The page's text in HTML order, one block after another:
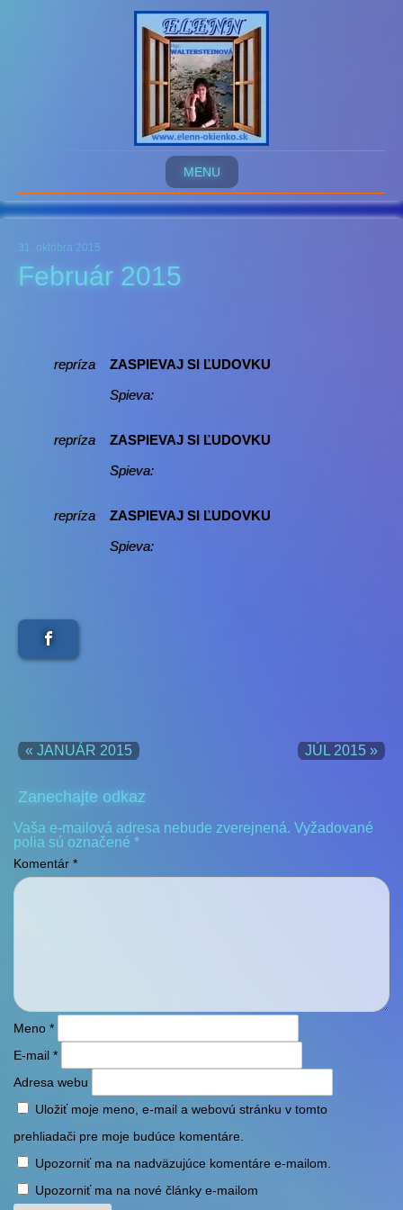
MENU
31. októbra 2015
Február 2015
repríza
ZASPIEVAJ SI ĽUDOVKU
Spieva:
repríza
ZASPIEVAJ SI ĽUDOVKU
Spieva:
repríza
ZASPIEVAJ SI ĽUDOVKU
Spieva:
« JANUÁR 2015 JÚL 2015 »
Zanechajte odkaz
Vaša e-mailová adresa nebude zverejnená. Vyžadované
polia sú označené *
Komentár *
Meno *
E-mail *
Adresa webu
Uložiť moje meno, e-mail a webovú stránku v tomto
prehliadači pre moje budúce komentáre.
Upozorniť ma na nadväzujúce komentáre e-mailom.
Upozorniť ma na nové články e-mailom